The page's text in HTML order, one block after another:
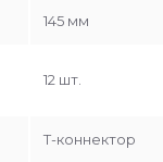
145 мм
12 шт.
Т-коннектор